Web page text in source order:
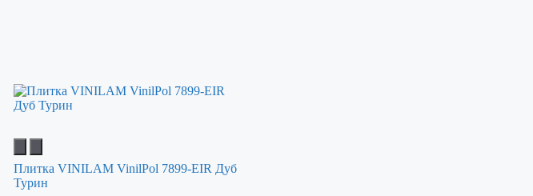
Плитка VINILAM VinilPol 7899-EIR Дуб
Турин